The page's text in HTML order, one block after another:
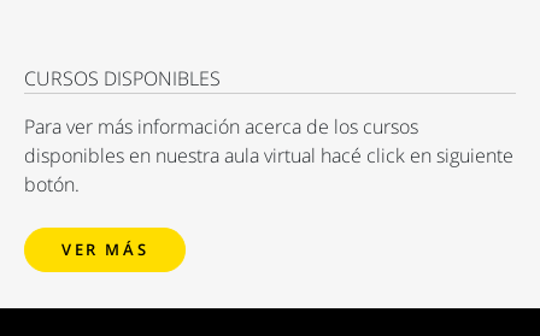
CURSOS DISPONIBLES
Para ver más información acerca de los cursos
disponibles en nuestra aula virtual hacé click en siguiente
botón.
VER MÁS